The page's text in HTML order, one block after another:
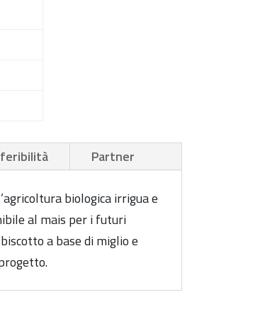
Partner
biologica irrigua e
al mais per i futuri
a base di miglio e